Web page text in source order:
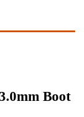
Boot